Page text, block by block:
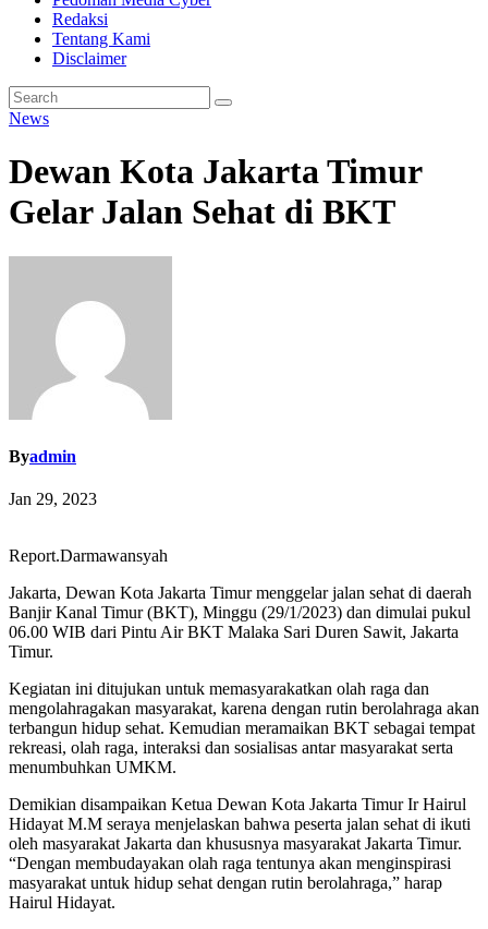
Redaksi
Tentang Kami
Disclaimer
News
Dewan Kota Jakarta Timur
Gelar Jalan Sehat di BKT
Byadmin
Jan 29, 2023
Report.Darmawansyah
Jakarta, Dewan Kota Jakarta Timur menggelar jalan sehat di daerah
Banjir Kanal Timur (BKT), Minggu (29/1/2023) dan dimulai pukul
06.00 WIB dari Pintu Air BKT Malaka Sari Duren Sawit, Jakarta
Timur.
Kegiatan ini ditujukan untuk memasyarakatkan olah raga dan
mengolahragakan masyarakat, karena dengan rutin berolahraga akan
terbangun hidup sehat. Kemudian meramaikan BKT sebagai tempat
rekreasi, olah raga, interaksi dan sosialisas antar masyarakat serta
menumbuhkan UMKM.
Demikian disampaikan Ketua Dewan Kota Jakarta Timur Ir Hairul
Hidayat M.M seraya menjelaskan bahwa peserta jalan sehat di ikuti
oleh masyarakat Jakarta dan khususnya masyarakat Jakarta Timur.
“Dengan membudayakan olah raga tentunya akan menginspirasi
masyarakat untuk hidup sehat dengan rutin berolahraga,” harap
Hairul Hidayat.